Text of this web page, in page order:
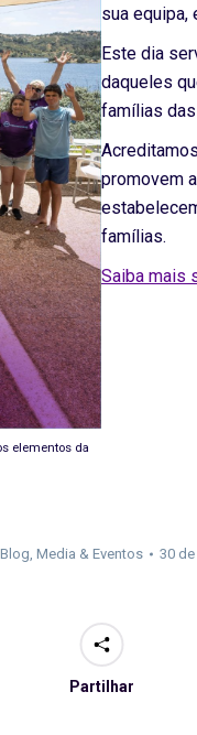
elementos da
sua equipa,
Este dia
daqueles
famílias
promovem
famílias.
Saiba mais
Blog, Media & Eventos 30
Partilhar